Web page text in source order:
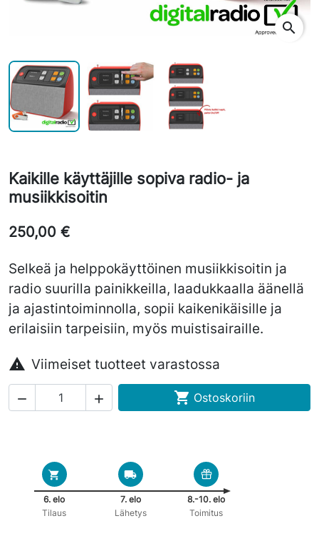
search
Kaikille käyttäjille sopiva radio- ja
musiikkisoitin
250,00 €
Selkeä ja helppokäyttöinen musiikkisoitin ja
radio suurilla painikkeilla, laadukkaalla äänellä
ja ajastintoiminnolla, sopii kaikenikäisille ja
erilaisiin tarpeisiin, myös muistisairaille.
 Viimeiset tuotteet varastossa
   Ostoskoriin
6. elo
Tilaus
7. elo
Lähetys
8.-10. elo
Toimitus